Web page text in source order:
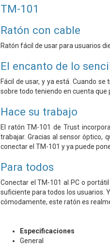
TM-101
Ratón con cable
Ratón fácil de usar para usuarios
El encanto de lo
Fácil de usar, y ya está. Cuando
sobre todo teniendo en cuenta
Hace su trabajo
El ratón TM-101 de Trust
trabajar. Gracias al sensor óptico,
conectar el TM-101 y ya puede
Para todos
Conectar el TM-101 al PC o
suficiente para todos los usuarios.
cómodamente, este ratón es
Especificaciones
General